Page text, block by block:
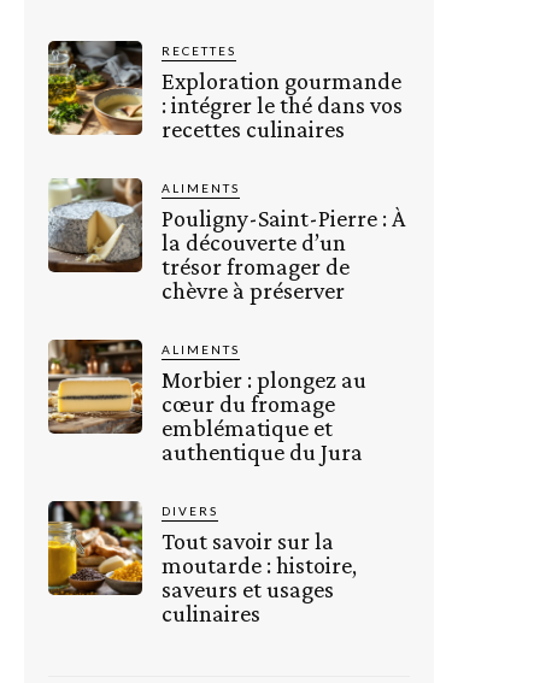
RECETTES
Exploration gourmande
: intégrer le thé dans vos
recettes culinaires
ALIMENTS
Pouligny-Saint-Pierre : À
la découverte d’un
trésor fromager de
chèvre à préserver
ALIMENTS
Morbier : plongez au
cœur du fromage
emblématique et
authentique du Jura
DIVERS
Tout savoir sur la
moutarde : histoire,
saveurs et usages
culinaires